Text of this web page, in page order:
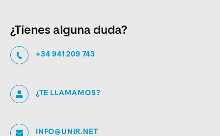
¿Tienes alguna duda?
+34 941 209 743
¿TE LLAMAMOS?
INFO@UNIR.NET